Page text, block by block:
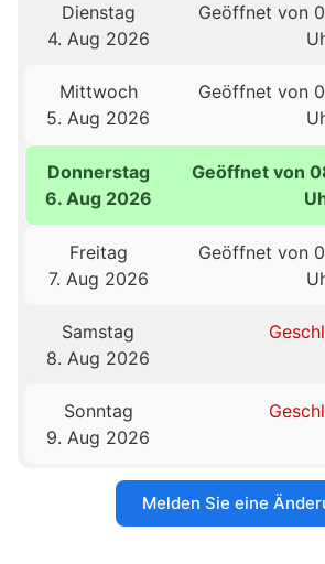
Dienstag
4. Aug 2026
Geöffnet von
Mittwoch
5. Aug 2026
Geöffnet von
Donnerstag
6. Aug 2026
Geöffnet von
Freitag
7. Aug 2026
Geöffnet von
Samstag
8. Aug 2026
Sonntag
9. Aug 2026
Melden Sie eine